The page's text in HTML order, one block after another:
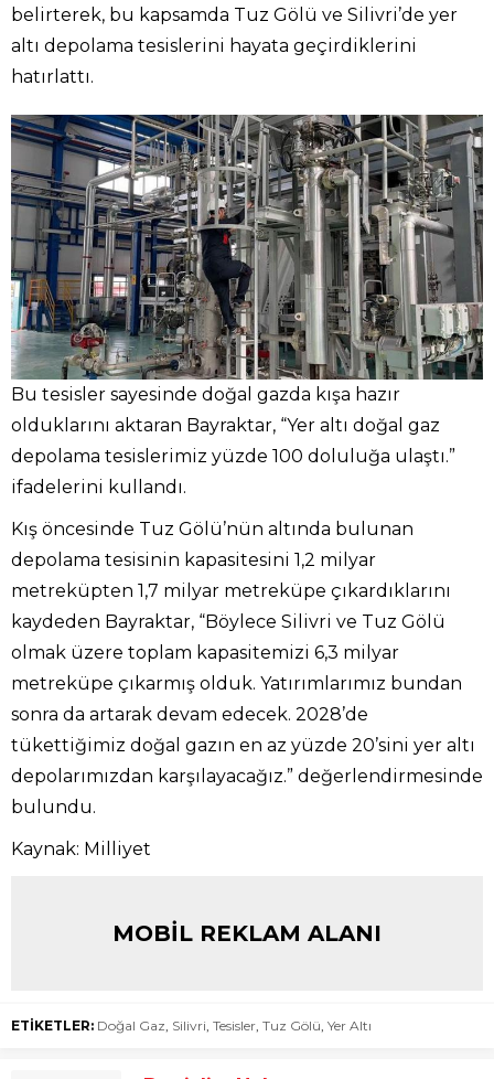
belirterek, bu kapsamda Tuz Gölü ve Silivri’de yer
altı depolama tesislerini hayata geçirdiklerini
hatırlattı.
Bu tesisler sayesinde doğal gazda kışa hazır
olduklarını aktaran Bayraktar, “Yer altı doğal gaz
depolama tesislerimiz yüzde 100 doluluğa ulaştı.”
ifadelerini kullandı.
Kış öncesinde Tuz Gölü’nün altında bulunan
depolama tesisinin kapasitesini 1,2 milyar
metreküpten 1,7 milyar metreküpe çıkardıklarını
kaydeden Bayraktar, “Böylece Silivri ve Tuz Gölü
olmak üzere toplam kapasitemizi 6,3 milyar
metreküpe çıkarmış olduk. Yatırımlarımız bundan
sonra da artarak devam edecek. 2028’de
tükettiğimiz doğal gazın en az yüzde 20’sini yer altı
depolarımızdan karşılayacağız.” değerlendirmesinde
bulundu.
Kaynak: Milliyet
MOBİL REKLAM ALANI
ETİKETLER: Doğal Gaz, Silivri, Tesisler, Tuz Gölü, Yer Altı